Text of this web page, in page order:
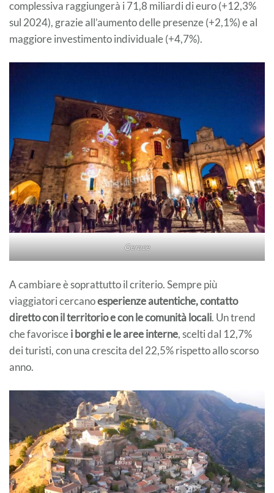
complessiva raggiungerà i 71,8 miliardi di euro (+12,3%
sul 2024), grazie all’aumento delle presenze (+2,1%) e al
maggiore investimento individuale (+4,7%).
Gerace
A cambiare è soprattutto il criterio. Sempre più
viaggiatori cercanoesperienze autentiche, contatto
diretto con il territorio e con le comunità locali. Un trend
che favoriscei borghi e le aree interne, scelti dal 12,7%
dei turisti, con una crescita del 22,5% rispetto allo scorso
anno.